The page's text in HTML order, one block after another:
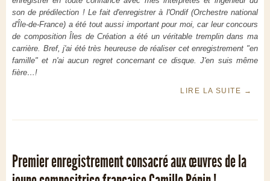
son de prédilection ! Le fait d'enregistrer à l'Ondif (Orchestre national
d'Île-de-France) a été tout aussi important pour moi, car leur concours
de compositionÎles de Création a été un véritable tremplin dans ma
carrière. Bref, j'ai été très heureuse de réaliser cet enregistrement "en
famille" et n'ai aucun regret concernant ce disque. J'en suis même
fière…!
LIRE LA SUITE →
Premier enregistrement consacré aux œuvres de la